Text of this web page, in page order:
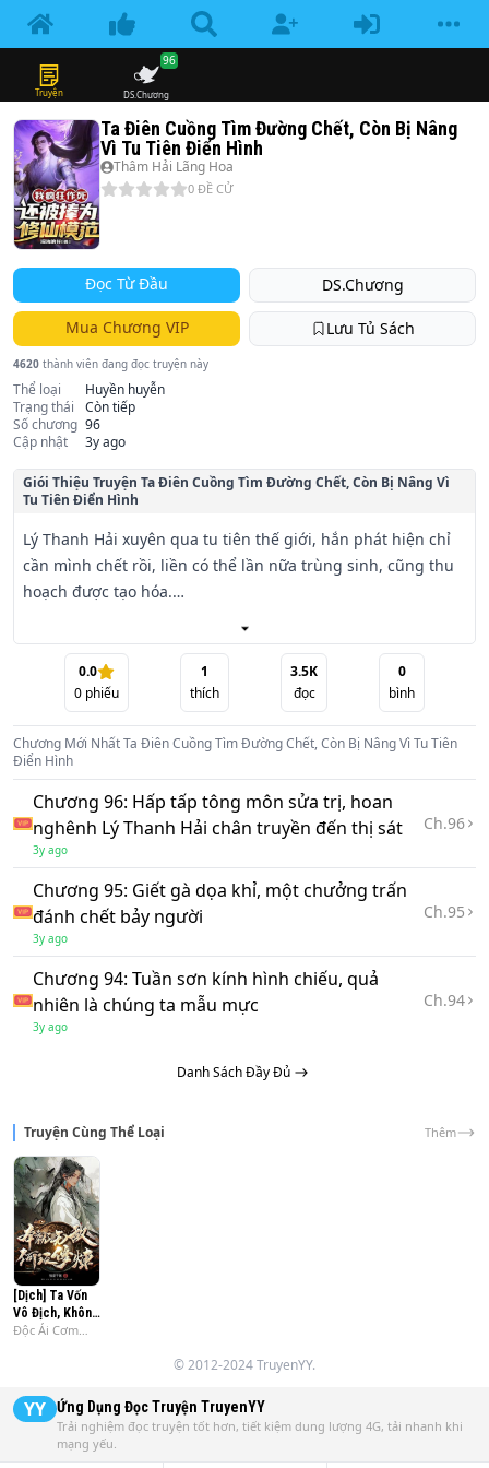
Truyện DS.Chương
96
Ta Điên Cuồng Tìm Đường Chết, Còn Bị Nâng
Vì Tu Tiên Điển Hình
Thâm Hải Lãng Hoa
0 ĐỀ CỬ
Đọc Từ Đầu DS.Chương
Mua Chương VIP Lưu Tủ Sách
4620 thành viên đang đọc truyện này
Thể loại
Huyền huyễn
Trạng thái
Còn tiếp
Số chương 96
Cập nhật
3y ago
Giói Thiệu Truyện Ta Điên Cuồng Tìm Đường Chết, Còn Bị Nâng Vì
Tu Tiên Điển Hình
Lý Thanh Hải xuyên qua tu tiên thế giới, hắn phát hiện chỉ
cần mình chết rồi, liền có thể lần nữa trùng sinh, cũng thu
hoạch được tạo hóa.
Thế là, Lý Thanh Hải bắt đầu hắn tìm đường chết thao tác.
Đối mặt tông môn nội môn đệ tử khi nam phách nữ, ngoại
môn đệ tử khúm núm thời điểm, Lý Thanh Hải đứng ra lớn
tiếng quát lớn.
Đối mặt tông môn trưởng lão làm mưa làm gió, các đệ tử
cấm như ve mùa đông thời điểm, Lý Thanh Hải đứng ra
chửi ầm lên.
Bất tri bất giác, toàn bộ Tu Tiên Giới đều đối Lý Thanh Hải
tâm phục khẩu phục.
0.0
0 phiếu
1
thích
3.5K
đọc
0
bình
Chương Mới NhấtTa Điên Cuồng Tìm Đường Chết, Còn Bị Nâng Vì Tu Tiên
Điển Hình
Chương 96: Hấp tấp tông môn sửa trị, hoan
nghênh Lý Thanh Hải chân truyền đến thị sát
3y ago
Ch.96
Chương 95: Giết gà dọa khỉ, một chưởng trấn
đánh chết bảy người
3y ago
Ch.95
Chương 94: Tuần sơn kính hình chiếu, quả
nhiên là chúng ta mẫu mực
3y ago
Ch.94
Danh Sách Đầy Đủ
Truyện Cùng Thể Loại Thêm
[Dịch] Ta Vốn
Vô Địch, Không
Cần Tu Luyện
Độc Ái Cơm
© 2012-2024 TruyenYY.
YY Ứng Dụng Đọc Truyện TruyenYY
Trải nghiệm đọc truyện tốt hơn, tiết kiệm dung lượng 4G, tải nhanh khi
mạng yếu.